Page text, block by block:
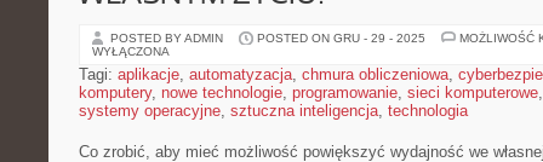
POSTED BY ADMIN POSTED ON GRU - 29 - 2025
MOŻLIWOŚĆ
WYŁĄCZONA
Tagi: aplikacje, automatyzacja, chmura obliczeniowa,
komputery, nowe technologie, programowanie, sieci komputerowe
systemy operacyjne, sztuczna inteligencja, technologia
Co zrobić, aby mieć możliwość powiększyć wydajność we